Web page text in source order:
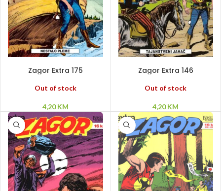
Zagor Extra 175
Out of stock
4,20KM
Zagor Extra 146
Out of stock
4,20KM